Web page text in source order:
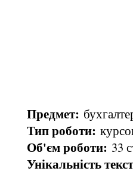
Предмет:
Тип роботи:
Об'єм роботи: 33
Унікальність